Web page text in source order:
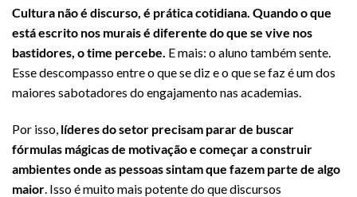
Cultura não é discurso, é prática cotidiana. Quando o que
está escrito nos murais é diferente do que se vive nos
bastidores, o time percebe. E mais: o aluno também sente.
Esse descompasso entre o que se diz e o que se faz é um dos
maiores sabotadores do engajamento nas academias.
Por isso, líderes do setor precisam parar de buscar
fórmulas mágicas de motivação e começar a construir
ambientes onde as pessoas sintam que fazem parte de algo
maior. Isso é muito mais potente do que discursos